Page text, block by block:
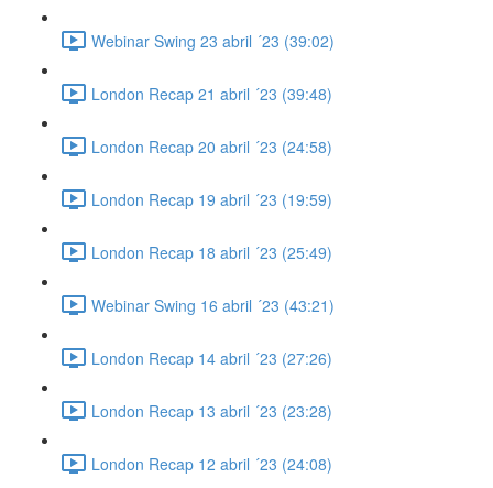
Webinar Swing 23 abril ´23 (39:02)
London Recap 21 abril ´23 (39:48)
London Recap 20 abril ´23 (24:58)
London Recap 19 abril ´23 (19:59)
London Recap 18 abril ´23 (25:49)
Webinar Swing 16 abril ´23 (43:21)
London Recap 14 abril ´23 (27:26)
London Recap 13 abril ´23 (23:28)
London Recap 12 abril ´23 (24:08)